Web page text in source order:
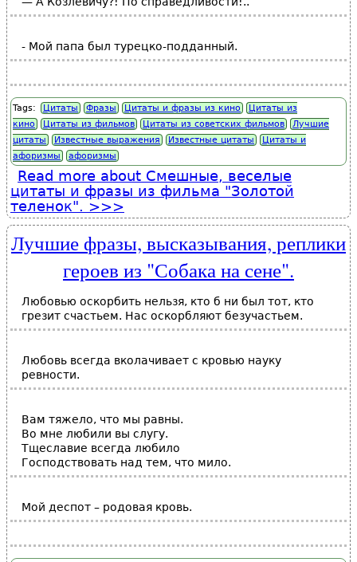
- Мой папа был турецко-подданный.
Tags: Цитаты Фразы Цитаты и фразы из кино
Цитаты из
кино
Цитаты из фильмов Цитаты из советских фильмов
Лучшие
цитаты
Известные выражения Известные цитаты
Цитаты и
афоризмы
афоризмы
Read more about Смешные, веселые
цитаты и фразы из фильма "Золотой
теленок".
Лучшие фразы, высказывания, реплики
героев из "Собака на сене".
Любовью оскорбить нельзя, кто б ни был тот, кто
грезит счастьем. Нас оскорбляют безучастьем.
Любовь всегда вколачивает с кровью науку
ревности.
Вам тяжело, что мы равны.
Во мне любили вы слугу.
Тщеславие всегда любило
Господствовать над тем, что мило.
Мой деспот – родовая кровь.